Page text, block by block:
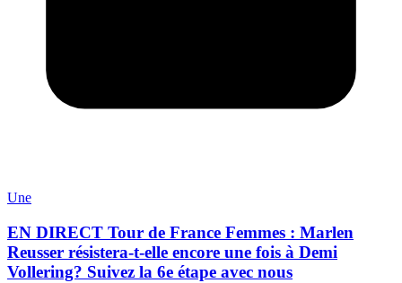
Une
EN DIRECT Tour de France Femmes : Marlen
Reusser résistera-t-elle encore une fois à Demi
Vollering? Suivez la 6e étape avec nous